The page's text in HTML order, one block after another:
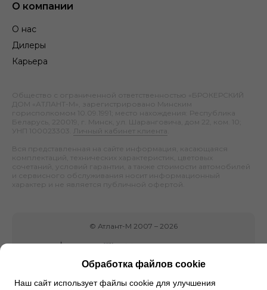
О компании
О нас
Дилеры
Карьера
Общество с ограниченной ответственностью «БРОКЕРСКИЙ
ДОМ «АТЛАНТ-М», зарегистрировано Минским
горисполкомом 10.09.1991; место нахождения: Республика
Беларусь, 220019, г. Минск, ул. Шаранговича, дом 22, ком. 10;
УНП 100023303.
Личный кабинет клиента
Вся представленная на сайте информация, касающаяся
комплектаций, технических характеристик, цветовых
сочетаний, условий гарантии, а также стоимости автомобилей
и сервисного обслуживания носит информационный
характер и не является публичной офертой.
© Атлант-М 2007 – 2026
Обработка файлов cookie
Наш сайт использует файлы cookie для улучшения